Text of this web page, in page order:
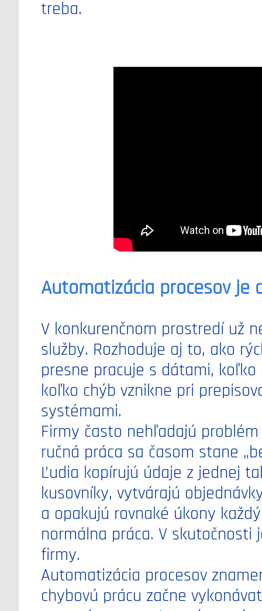
treba.
Automatizácia procesov je
V konkurenčnom prostredí už
služby. Rozhoduje aj to, ako
presne pracuje s dátami,
koľko chýb vznikne pri
systémami.
Firmy často nehľadajú
ručná práca sa časom stane
Ľudia kopírujú údaje z jednej
kusovníky, vytvárajú
a opakujú rovnaké úkony
normálna práca. V
firmy.
Automatizácia procesov
chybovú prácu začne